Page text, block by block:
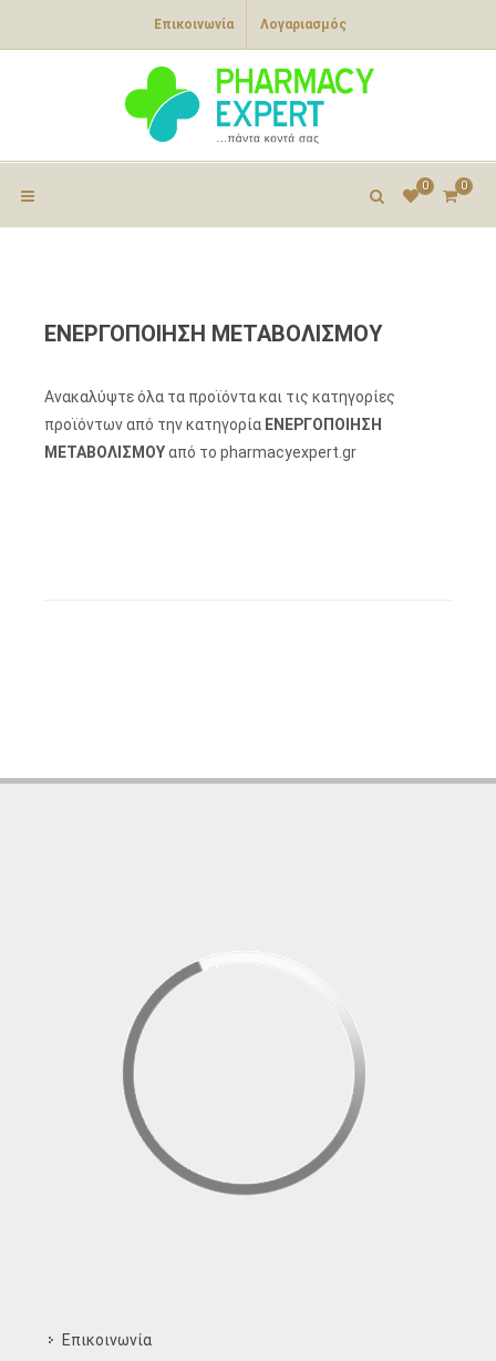
Επικοινωνία Λογαριασμός
0
0
ΕΝΕΡΓΟΠΟΙΗΣΗ ΜΕΤΑΒΟΛΙΣΜΟΥ
Ανακαλύψτε όλα τα προϊόντα και τις κατηγορίες
προϊόντων από την κατηγορία ΕΝΕΡΓΟΠΟΙΗΣΗ
ΜΕΤΑΒΟΛΙΣΜΟΥαπό το pharmacyexpert.gr
Επικοινωνία